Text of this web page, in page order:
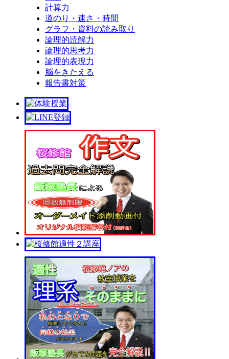
計算力
道のり・速さ・時間
グラフ・資料の読み取り
論理的読解力
論理的思考力
論理的表現力
脳をきたえる
報告書対策